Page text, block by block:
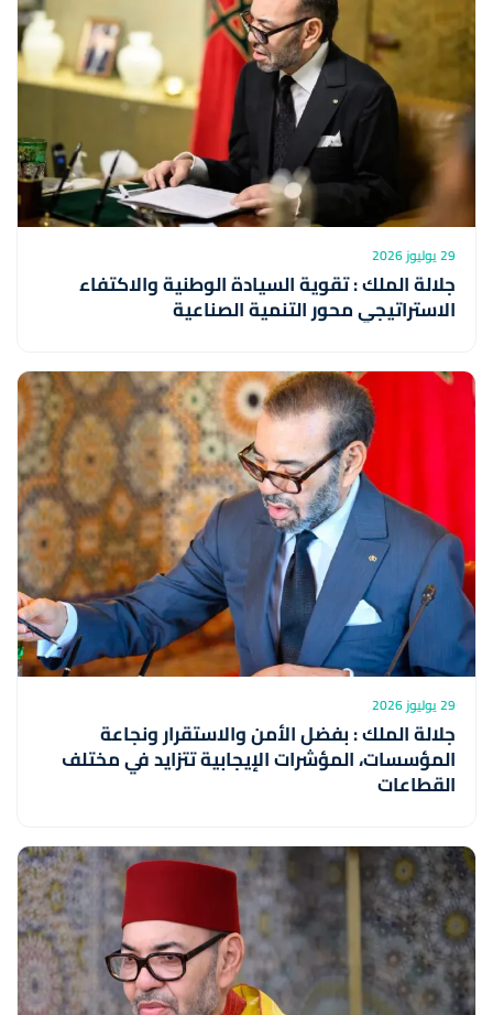
29 يوليوز 2026
جلالة الملك : تقوية السيادة الوطنية والاكتفاء
الاستراتيجي محور التنمية الصناعية
29 يوليوز 2026
جلالة الملك : بفضل الأمن والاستقرار ونجاعة
المؤسسات، المؤشرات الإيجابية تتزايد في مختلف
القطاعات